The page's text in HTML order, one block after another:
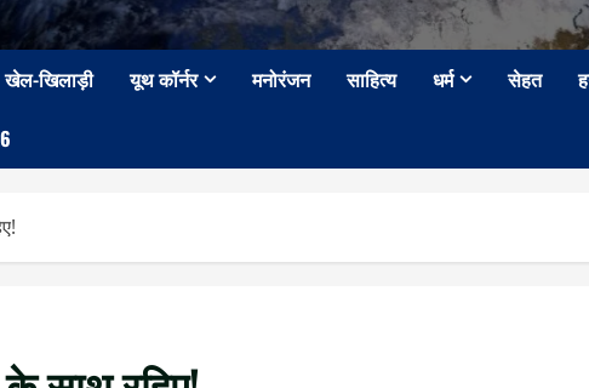
खेल-खिलाड़ी यूथ कॉर्नर मनोरंजन साहित्य धर्म सेहत